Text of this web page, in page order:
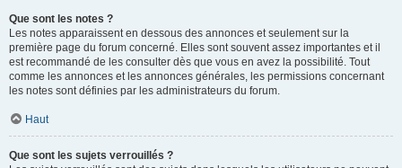
Que sont les notes ?
Les notes apparaissent en dessous des annonces et seulement sur la
première page du forum concerné. Elles sont souvent assez importantes et il
est recommandé de les consulter dès que vous en avez la possibilité. Tout
comme les annonces et les annonces générales, les permissions concernant
les notes sont définies par les administrateurs du forum.
Haut
Que sont les sujets verrouillés ?